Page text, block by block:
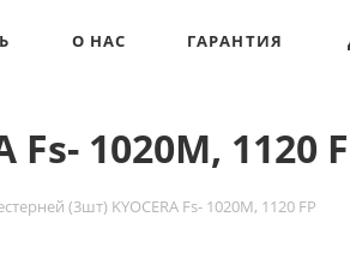
О НАС ГАРАНТИЯ
1020M, 1120
(3шт) KYOCERA Fs- 1020M, 1120 FP